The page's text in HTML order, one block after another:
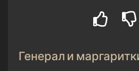
Генерал и